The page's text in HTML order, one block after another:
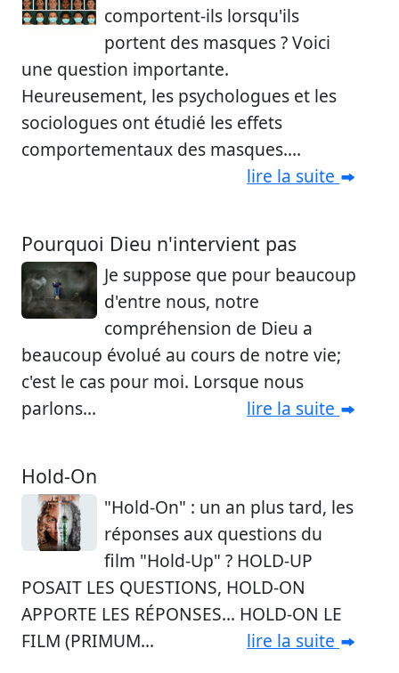
comportent-ils lorsqu'ils
portent des masques ? Voici
une question importante.
Heureusement, les psychologues et les
sociologues ont étudié les effets
comportementaux des masques....
lire la suite
Pourquoi Dieu n'intervient pas
Je suppose que pour beaucoup
d'entre nous, notre
compréhension de Dieu a
beaucoup évolué au cours de notre vie;
c'est le cas pour moi. Lorsque nous
parlons...
lire la suite
Hold-On
"Hold-On" : un an plus tard, les
réponses aux questions du
film "Hold-Up" ? HOLD-UP
POSAIT LES QUESTIONS, HOLD-ON
APPORTE LES RÉPONSES... HOLD-ON LE
FILM (PRIMUM...
lire la suite